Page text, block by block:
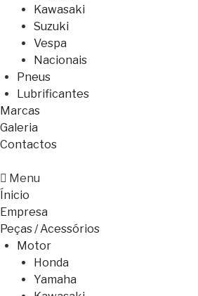
Kawasaki
Suzuki
Vespa
Nacionais
Pneus
Lubrificantes
Marcas
Galeria
Contactos
Menu
Ínicio
Empresa
Peças / Acessórios
Motor
Honda
Yamaha